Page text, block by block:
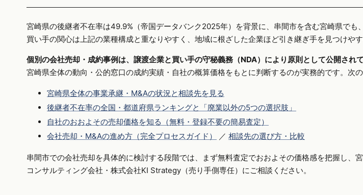
宮崎県の後継者不在率は49.9%（帝国データバンク2025年）を背景に、串間市を含む宮崎県で
買い手の関心は上記の業種構成と重なりやすく、地域に根ざした企業ほど引き継ぎ手を見つけやす
個別の会社売却・成約事例は、譲渡企業と買い手の守秘義務（NDA）により原則として公開されて
宮崎県全体の動向・公的窓口の成約実績・自社の概算価格をもとに判断するのが実務的です。次の
宮崎県全体の事業承継・M&Aの状況と相談先を見る
後継者不在率の全国・都道府県ランキングと「廃業以外の5つの選択肢」
自社のおおよその売却価格を知る（無料・登録不要の簡易査定）
会社売却・M&Aの進め方（完全プロセスガイド）
／ 相談先の選び方・比較
串間市での会社売却を具体的に検討する段階では、まず無料査定でおおよその価格感を把握し
コンサルティング会社・株式会社KI Strategy（売り手側専任）にご相談ください。